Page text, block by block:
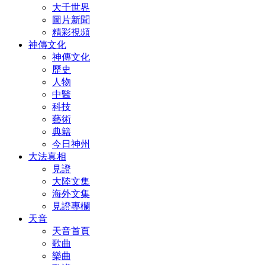
大千世界
圖片新聞
精彩視頻
神傳文化
神傳文化
歷史
人物
中醫
科技
藝術
典籍
今日神州
大法真相
見證
大陸文集
海外文集
見證專欄
天音
天音首頁
歌曲
樂曲